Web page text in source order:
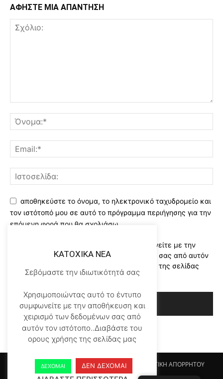
ΑΦΗΣΤΕ ΜΙΑ ΑΠΑΝΤΗΣΗ
αποθηκεύστε το όνομα, το ηλεκτρονικό ταχυδρομείο και
τον ιστότοπό μου σε αυτό το πρόγραμμα περιήγησης για την
επόμενη φορά που θα σχολιάσω.
Χρησιμοποιώντας αυτό το έντυπο συμφωνείτε με την
αποθήκευση και χειρισμό των δεδομένων σας από αυτόν
τον ιστότοπο..Διαβάστε του ορους χρήσης της σελίδας
μας*
Αρχικη KATOHIKA NEA Login Register
ΠΟΛΙΤΙΚΗ ΑΠΟΡΡΗΤΟΥ
ΟΡΟΙ ΧΡΗΣΗΣ
ΕΠΙΚΟΙΝΩΝΙΑ
KATOXIKA NEA
Σεβόμαστε την ιδιωτικότητά σας
Χρησιμοποιώντας αυτό το έντυπο
συμφωνείτε με την αποθήκευση και
χειρισμό των δεδομένων σας από
αυτόν τον ιστότοπο..Διαβάστε του
ορους χρήσης της σελίδας μας
ΔΕΧΟΜΑΙ ΔΕΝ ΔΕΧΟΜΑΙ